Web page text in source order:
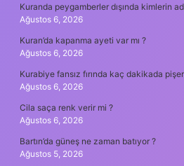
Kuranda peygamberler dışında kimlerin
Ağustos 6, 2026
Kuran’da kapanma ayeti var mı ?
Ağustos 6, 2026
Kurabiye fansız fırında kaç dakikada
Ağustos 6, 2026
Cila saça renk verir mi ?
Ağustos 6, 2026
Bartın’da güneş ne zaman batıyor ?
Ağustos 5, 2026